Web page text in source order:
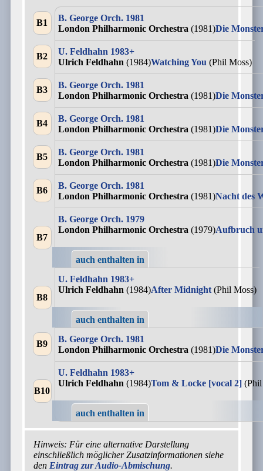
B1
B. George Orch. 1981
London Philharmonic Orchestra (1981)Die
B2
U. Feldhahn 1983+
Ulrich Feldhahn (1984)Watching You (Phil Moss)
B3
B. George Orch. 1981
London Philharmonic Orchestra (1981)Die
B4
B. George Orch. 1981
London Philharmonic Orchestra (1981)Die
B5
B. George Orch. 1981
London Philharmonic Orchestra (1981)Die
B6
B. George Orch. 1981
London Philharmonic Orchestra (1981)Nacht des
B7
B. George Orch. 1979
London Philharmonic Orchestra (1979)Aufbruch
auch enthalten in
B8
U. Feldhahn 1983+
Ulrich Feldhahn (1984)After Midnight (Phil Moss)
auch enthalten in
B9
B. George Orch. 1981
London Philharmonic Orchestra (1981)Die
B10
U. Feldhahn 1983+
Ulrich Feldhahn (1984)Tom & Locke [vocal 2]
auch enthalten in
Hinweis: Für eine alternative Darstellung
einschließlich möglicher Zusatzinformationen siehe
den Eintrag zur Audio-Abmischung.